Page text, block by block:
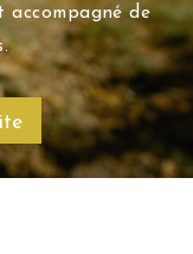
accompagné de